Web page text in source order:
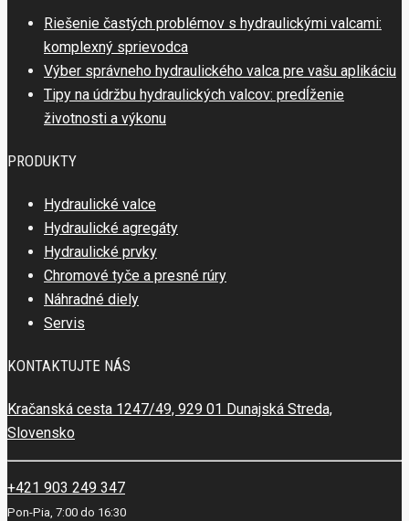
Riešenie častých problémov s hydraulickými valcami:
komplexný sprievodca
Výber správneho hydraulického valca pre vašu aplikáciu
Tipy na údržbu hydraulických valcov: predĺženie
životnosti a výkonu
PRODUKTY
Hydraulické valce
Hydraulické agregáty
Hydraulické prvky
Chromové tyče a presné rúry
Náhradné diely
Servis
KONTAKTUJTE NÁS
Kračanská cesta 1247/49, 929 01 Dunajská Streda,
Slovensko
+421 903 249 347
Pon-Pia, 7:00 do 16:30